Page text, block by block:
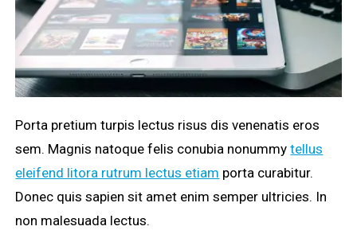
Porta pretium turpis lectus risus dis venenatis eros
sem. Magnis natoque felis conubia nonummytellus
eleifend litora rutrum lectus etiam porta curabitur.
Donec quis sapien sit amet enim semper ultricies. In
non malesuada lectus.